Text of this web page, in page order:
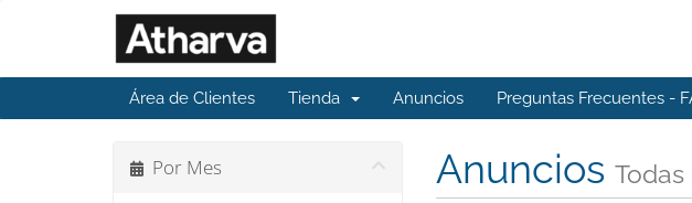
Área de Clientes Tienda Anuncios Preguntas Frecuentes -
Anuncios
Por Mes